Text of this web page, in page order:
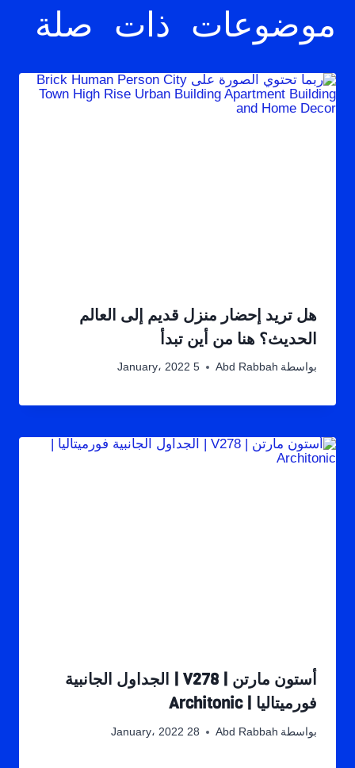
موضوعات ذات صلة
هل تريد إحضار منزل قديم إلى العالم
الحديث؟ هنا من أين تبدأ
بواسطة Abd Rabbah 5 January، 2022
أستون مارتن | V278 | الجداول الجانبية
فورميتاليا | Architonic
بواسطة Abd Rabbah 28 January، 2022